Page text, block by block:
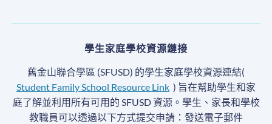
學生家庭學校資源鏈接
舊金山聯合學區 (SFUSD) 的學生家庭學校資源連結(
Student Family School Resource Link ) 旨在幫助學生和家
庭了解並利用所有可用的 SFUSD 資源。學生、家長和學校
教職員可以透過以下方式提交申請：發送電子郵件